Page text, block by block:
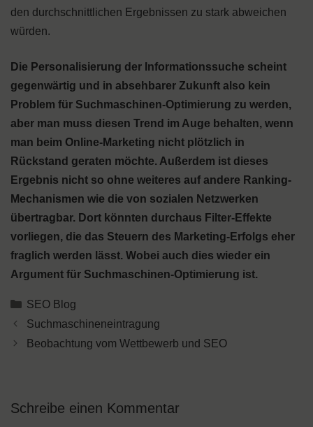
den durchschnittlichen Ergebnissen zu stark abweichen
würden.
Die Personalisierung der Informationssuche scheint
gegenwärtig und in absehbarer Zukunft also kein
Problem für Suchmaschinen-Optimierung zu werden,
aber man muss diesen Trend im Auge behalten, wenn
man beim Online-Marketing nicht plötzlich in
Rückstand geraten möchte. Außerdem ist dieses
Ergebnis nicht so ohne weiteres auf andere Ranking-
Mechanismen wie die von sozialen Netzwerken
übertragbar. Dort könnten durchaus Filter-Effekte
vorliegen, die das Steuern des Marketing-Erfolgs eher
fraglich werden lässt. Wobei auch dies wieder ein
Argument für Suchmaschinen-Optimierung ist.
Kategorien
SEO Blog
Suchmaschineneintragung
Beobachtung vom Wettbewerb und SEO
Schreibe einen Kommentar